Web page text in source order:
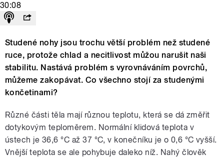
30:08
Studené nohy jsou trochu větší problém než studené
ruce, protože chlad a necitlivost můžou narušit naši
stabilitu. Nastává problém s vyrovnáváním povrchů,
můžeme zakopávat. Co všechno stojí za studenými
končetinami?
Různé části těla mají různou teplotu, která se dá změřit
dotykovým teploměrem. Normální klidová teplota v
ústech je 36,6 °C až 37 °C, v konečníku je o 0,6 °C vyšší.
Vnější teplota se ale pohybuje daleko níž. Nahý člověk